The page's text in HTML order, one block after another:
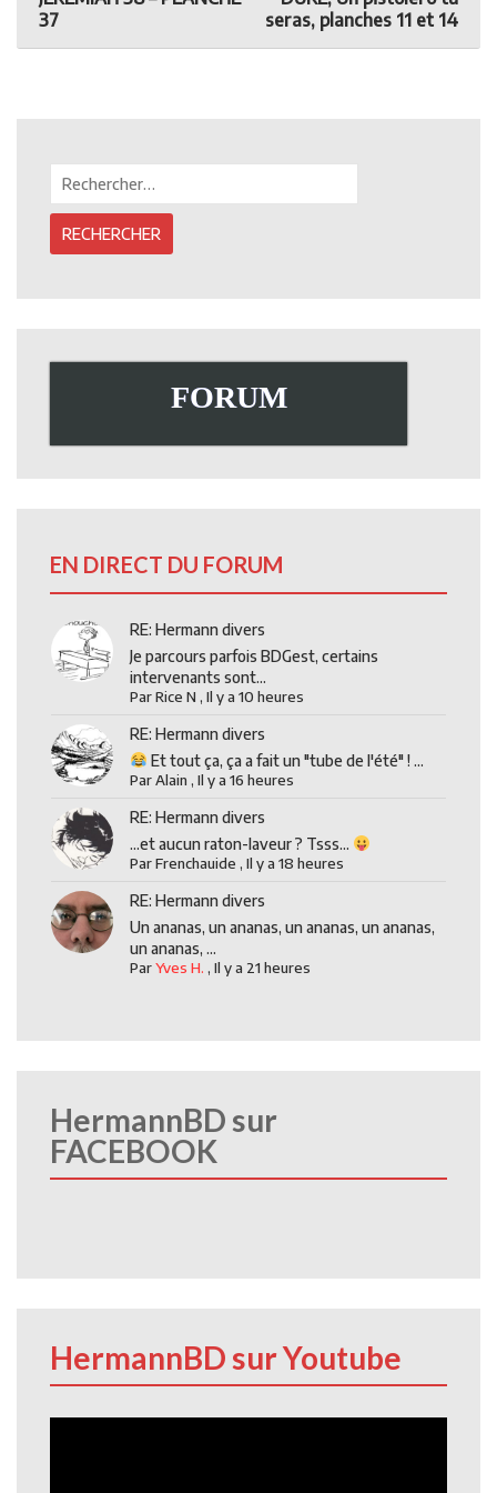
navigation
JEREMIAH
38
–
37
DUKE,
UN
PISTOLERO
seras, planches 11 et 14
FORUM
EN DIRECT DU FORUM
RE: Hermann divers
Je parcours parfois BDGest, certains
intervenants sont...
ParRice N ,Il y a 10 heures
RE: Hermann divers
Et tout ça, ça a fait un "tube de l'été" ! ...
ParAlain ,Il y a 16 heures
RE: Hermann divers
...et aucun raton-laveur ? Tsss...
ParFrenchauide ,Il y a 18 heures
RE: Hermann divers
Un ananas, un ananas, un ananas, un ananas,
un ananas, ...
ParYves H. ,Il y a 21 heures
HermannBD sur
FACEBOOK
HermannBD sur Youtube